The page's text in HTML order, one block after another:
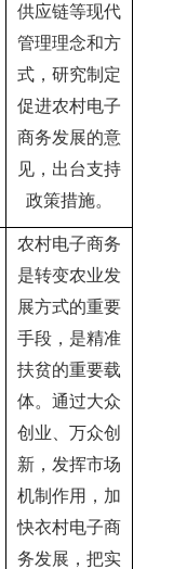
供应链等现代
管理理念和方
式，研究制定
促进农村电子
商务发展的意
见，出台支持
政策措施。
农村电子商务
是转变农业发
展方式的重要
手段，是精准
扶贫的重要载
体。通过大众
创业、万众创
新，发挥市场
机制作用，加
快衣村电子商
务发展，把实